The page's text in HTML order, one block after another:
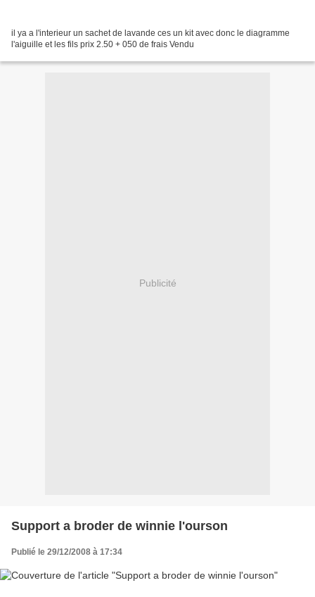
il ya a l'interieur un sachet de lavande ces un kit avec donc le diagramme
l'aiguille et les fils prix 2.50 + 050 de frais Vendu
Publicité
Support a broder de winnie l'ourson
Publié le 29/12/2008 à 17:34